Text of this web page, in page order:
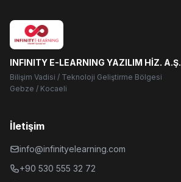
INFINITY E-LEARNING YAZILIM HİZ. A.Ş.
Bilişim Vadisi / Teknoloji Geliştirme Bölgesi
Gebze / Kocaeli
İletişim
info@infinityelearning.com
+90 530 555 32 72